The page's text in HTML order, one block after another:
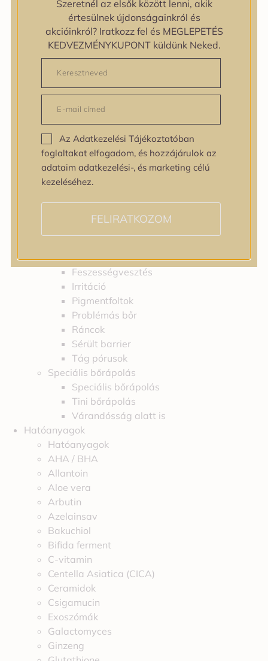
zipiderm
Bőrállapot
Bőrállapot
Bőrtípus
Bőrtípus
Kombinált
Száraz
Zsíros
Bőrprobléma
Bőrprobléma
Bőrpír
Dehidratált bőr
Egyenetlen bőrtextúra
Egyenetlen tónus
Fakóság
Feszességvesztés
Irritáció
Pigmentfoltok
Problémás bőr
Ráncok
Sérült barrier
Tág pórusok
Speciális bőrápolás
Speciális bőrápolás
Tini bőrápolás
Várandósság alatt is
Hatóanyagok
Hatóanyagok
AHA / BHA
Allantoin
Aloe vera
Arbutin
Azelainsav
Bakuchiol
Bifida ferment
C-vitamin
Centella Asiatica (CICA)
Ceramidok
Csigamucin
Exoszómák
Galactomyces
Ginzeng
Szeretnél az elsők között lenni, akik
értesülnek újdonságainkról és
akcióinkról? Iratkozz fel és MEGLEPETÉS
KEDVEZMÉNYKUPONT küldünk Neked.
Az Adatkezelési Tájékoztatóban
foglaltakat elfogadom, és hozzájárulok az
adataim adatkezelési-, és marketing célú
kezeléséhez.
FELIRATKOZOM